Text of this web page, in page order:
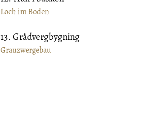
Loch im Boden
13. Grådvergbygning
Grauzwergebau